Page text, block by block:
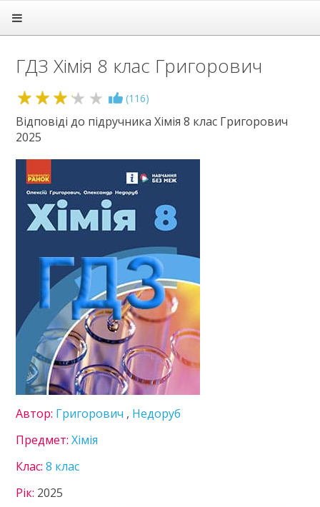
Підручники
ГДЗ
1 клас
2 клас
3 клас
4 клас
5 клас
6 клас
7 клас
8 клас
Алгебра
Біологія
Всесвітня історія
Географія
Геометрія
Зарубіжна література
Здоров’я
Інформатика
Історія України
Математика
Німецька мова
Українська мова
Фізика
9 клас
ГДЗ Хімія 8 клас Григорович
3.2 (116)
Відповіді до підручника Хімія 8 клас Григорович
2025
Автор: Григорович , Недоруб
Предмет:Хімія
Клас:8 клас
Рік: 2025